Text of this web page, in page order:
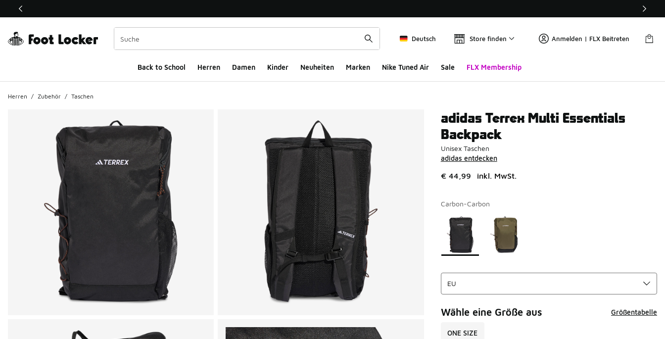
Dieser Link öffnet sich in einem neuen Fenster
Deutsch Store finden Anmelden | FLX Beitreten
Back to School Herren Damen Kinder Neuheiten Marken Nike Tuned Air Sale FLX Membership
Herren / Zubehör / Taschen
adidas Terrex Multi Essentials
Backpack
Unisex Taschen
adidas entdecken
€ 44,99 inkl. MwSt.
Carbon-Carbon
Seite 1 von 1 zeigt die Farben 1 bis 2 von 2 an.
Bitte wählen Sie einen Stil aus
Wähle eine Größe aus Größentabelle
ONE SIZE